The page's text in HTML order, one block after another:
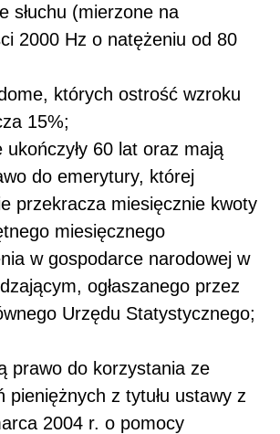
słuchu (mierzone na
2000 Hz o natężeniu od 80
których ostrość wzroku
15%;
ukończyły 60 lat oraz mają
do emerytury, której
przekracza miesięcznie kwoty
miesięcznego
w gospodarce narodowej w
ogłaszanego przez
Urzędu Statystycznego;
prawo do korzystania ze
pieniężnych z tytułu ustawy z
2004 r. o pomocy